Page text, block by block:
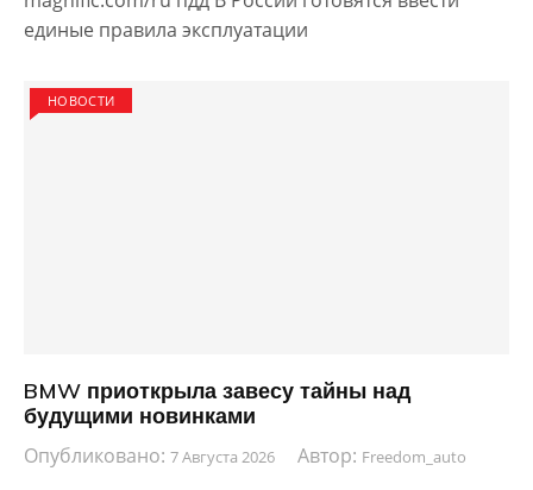
единые правила эксплуатации
НОВОСТИ
BMW приоткрыла завесу тайны над
будущими новинками
Опубликовано: 7 Августа 2026 Автор: Freedom_auto